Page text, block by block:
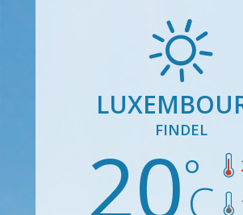
FINDEL
20